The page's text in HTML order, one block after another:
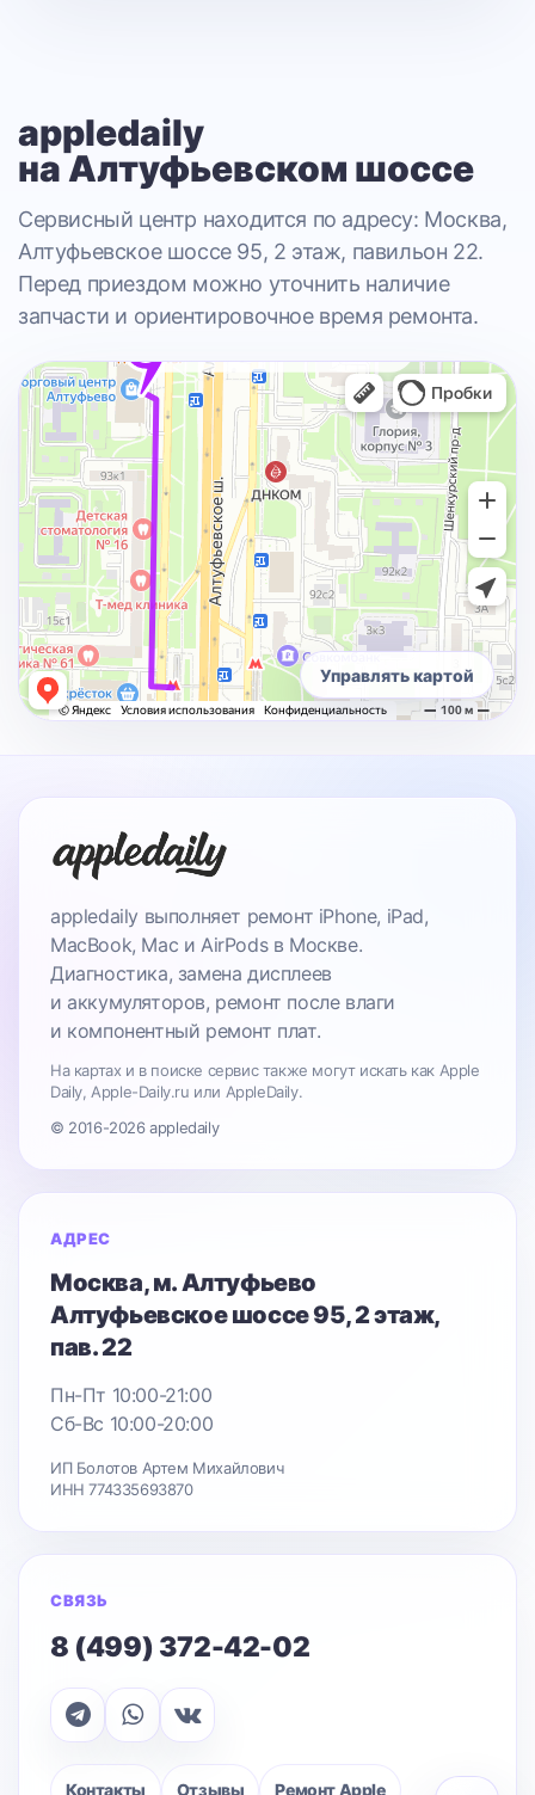
appledaily
на Алтуфьевском шоссе
Сервисный центр находится по адресу: Москва,
Алтуфьевское шоссе 95, 2 этаж, павильон 22.
Перед приездом можно уточнить наличие
запчасти и ориентировочное время ремонта.
Управлять картой
appledaily выполняет ремонт iPhone, iPad,
MacBook, Mac и AirPods в Москве.
Диагностика, замена дисплеев
и аккумуляторов, ремонт после влаги
и компонентный ремонт плат.
На картах и в поиске сервис также могут искать как Apple
Daily, Apple-Daily.ru или AppleDaily.
© 2016-2026 appledaily
АДРЕС
Москва, м. Алтуфьево
Алтуфьевское шоссе 95, 2 этаж,
пав. 22
Пн-Пт 10:00-21:00
Сб-Вс 10:00-20:00
ИП Болотов Артем Михайлович
ИНН 774335693870
СВЯЗЬ
8 (499) 372-42-02
Контакты Отзывы Ремонт Apple